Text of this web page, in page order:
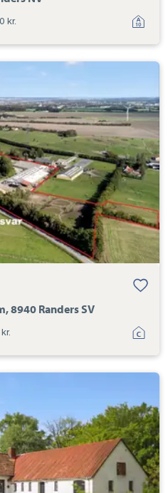
kr.
8940 Randers SV